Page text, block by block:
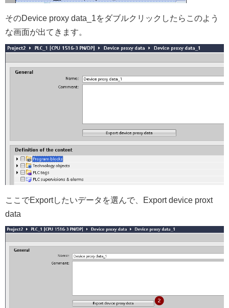
そのDevice proxy data_1をダブルクリックしたらこのよう
な画面が出てきます。
ここでExportしたいデータを選んで、Export device proxt
data